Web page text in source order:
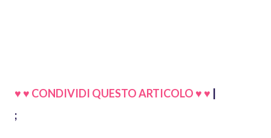
♥ ♥ CONDIVIDI QUESTO ARTICOLO ♥ ♥
;